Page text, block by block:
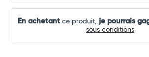
En achetantce produit, je pourrais
sous conditions